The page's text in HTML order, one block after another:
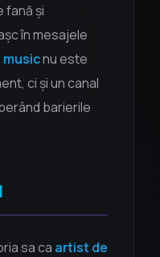
fană și
în mesajele
musicnu este
ci și un canal
barierile
sa ca artist de